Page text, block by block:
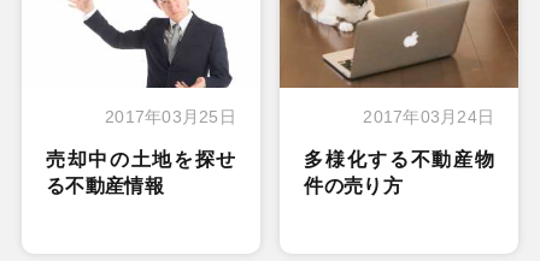
2017年03月25日
売却中の土地を探せ
る不動産情報
2017年03月24日
多様化する不動産物
件の売り方